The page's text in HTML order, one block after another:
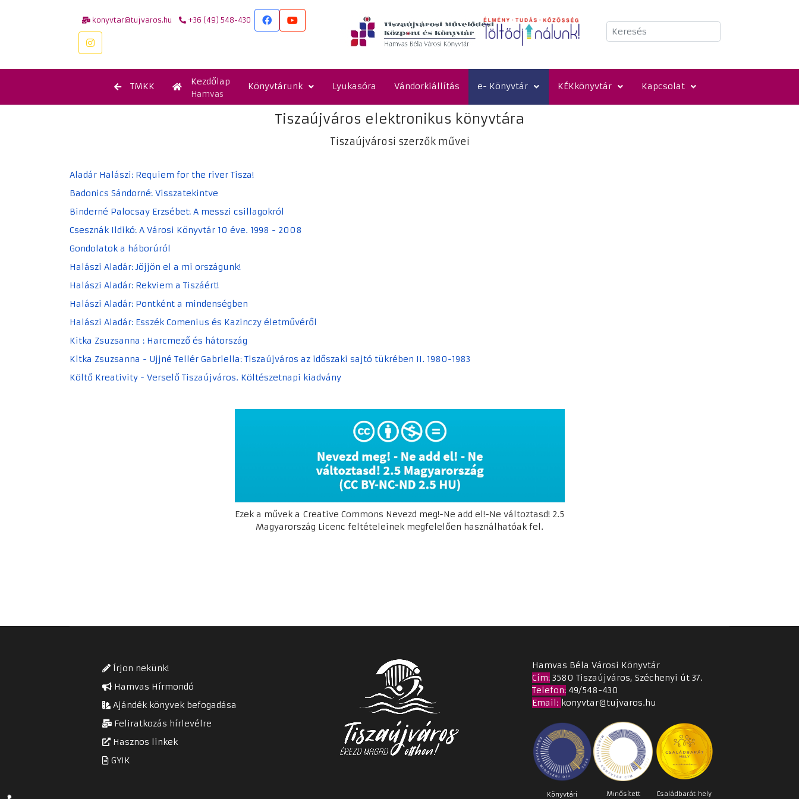
konyvtar@tujvaros.hu +36 (49) 548-430
Keresés
TMKK Kezdőlap
Hamvas
Könyvtárunk Lyukasóra Vándorkiállítás e- Könyvtár KÉKkönyvtár Kapcsolat
Tiszaújváros elektronikus könyvtára
Tiszaújvárosi szerzők művei
Aladár Halászi: Requiem for the river Tisza!
Badonics Sándorné: Visszatekintve
Binderné Palocsay Erzsébet: A messzi csillagokról
Csesznák Ildikó: A Városi Könyvtár 10 éve. 1998 - 2008
Gondolatok a háborúról
Halászi Aladár: Jöjjön el a mi országunk!
Halászi Aladár: Rekviem a Tiszáért!
Halászi Aladár: Pontként a mindenségben
Halászi Aladár: Esszék Comenius és Kazinczy életművéről
Kitka Zsuzsanna : Harcmező és hátország
Kitka Zsuzsanna - Ujjné Tellér Gabriella: Tiszaújváros az időszaki sajtó tükrében II. 1980-1983
Költő Kreativity - Verselő Tiszaújváros. Költészetnapi kiadvány
Ezek a művek a Creative Commons Nevezd meg!-Ne add el!-Ne változtasd! 2.5
Magyarország Licenc feltételeinek megfelelően használhatóak fel.
Írjon nekünk!
Hamvas Hírmondó
Ajándék könyvek befogadása
Feliratkozás hírlevélre
Hasznos linkek
GYIK
Hamvas Béla Városi Könyvtár
Cím:3580 Tiszaújváros, Széchenyi út 37.
Telefon:49/548-430
Email: konyvtar@tujvaros.hu
Könyvtári Minősített Családbarát hely